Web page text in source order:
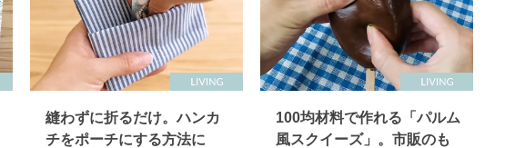
縫わずに折るだけ。ハンカ
チをポーチにする方法に
100均材料で作れる「パルム
風スクイーズ」。市販のも